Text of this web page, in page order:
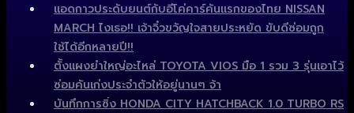
แอดกาวประดับยนต์กับอีโค่คาร์คันแรกของไทย NISSAN
MARCH ไงเธอ!! เจ้าจิ๋วขวัญใจสายประหยัด ขับดีซ่อมถูก
ใช้ได้อีกหลายปี!!
ตั้งแผงยำใหญ่อะไหล่ TOYOTA VIOS มือ 1 รวม 3 รุ่นเอาไว้
ซ่อมคันเก่งประจำตัวให้อยู่นานๆ จ้า
บันทึกการซิ่ง HONDA CITY HATCHBACK 1.0 TURBO RS